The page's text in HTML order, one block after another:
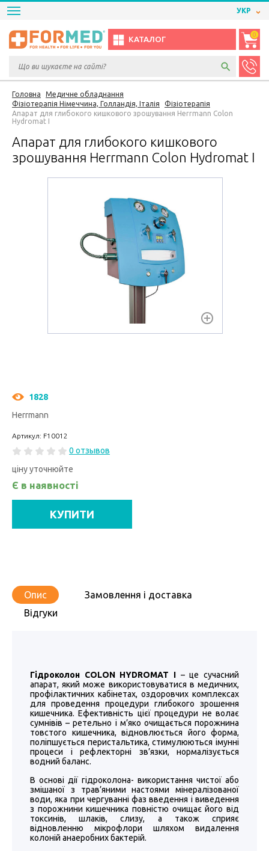
УКР
КАТАЛОГ
0
Головна
Медичне обладнання
Фізіотерапія Німеччина, Голландія, Італія
Фізіотерапія
Апарат для глибокого кишкового зрошування Herrmann Colon
Hydromat I
Апарат для глибокого кишкового
зрошування Herrmann Colon Hydromat I
1828
Herrmann
Артикул: F10012
0 отзывов
ціну уточнюйте
Є в наявності
КУПИТИ
Опис
Замовлення і доставка
Відгуки
Гідроколон COLON HYDROMAT I – це сучасний
апарат, який може використовуватися в медичних,
профілактичних кабінетах, оздоровчих комплексах
для проведення процедури глибокого зрошення
кишечника. Ефективність цієї процедури не волає
сумнівів – ретельно і м’яко очищається порожнина
товстого кишечника, відновлюється його форма,
поліпшується перистальтика, стимулюються імунні
процеси і рефлекторні зв’язки, нормалізується
водний баланс.
В основі дії гідроколона- використання чистої або
змішаної з трав’яними настоями мінералізованої
води, яка при чергуванні фаз введення і виведення
з порожнини кишечника повністю очищає його від
токсинів, шлаків, слизу, а також сприяє
відновленню мікрофлори шляхом видалення
колоній анаеробних бактерій.